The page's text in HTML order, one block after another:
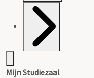
Mijn Studiezaal